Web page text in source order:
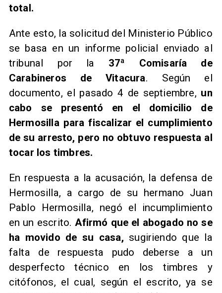
total.
Ante esto, la solicitud del Ministerio Público
se basa en un informe policial enviado al
tribunal por la 37ª Comisaría de
Carabineros de Vitacura. Según el
documento, el pasado 4 de septiembre, un
cabo se presentó en el domicilio de
Hermosilla para fiscalizar el cumplimiento
de su arresto, pero no obtuvo respuesta al
tocar los timbres.
En respuesta a la acusación, la defensa de
Hermosilla, a cargo de su hermano Juan
Pablo Hermosilla, negó el incumplimiento
en un escrito. Afirmó que el abogado no se
ha movido de su casa, sugiriendo que la
falta de respuesta pudo deberse a un
desperfecto técnico en los timbres y
citófonos, el cual, según el escrito, ya se